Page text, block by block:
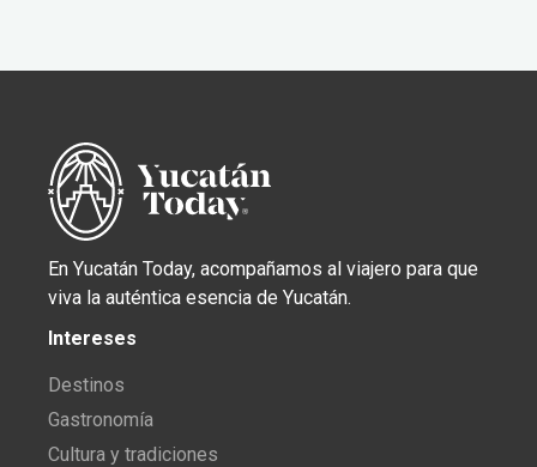
En Yucatán Today, acompañamos al viajero para que
viva la auténtica esencia de Yucatán.
Intereses
Destinos
Gastronomía
Cultura y tradiciones